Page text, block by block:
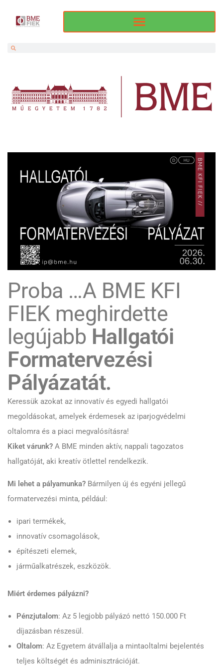
Proba …A BME KFI
FIEK meghirdette
legújabb Hallgatói
Formatervezési
Pályázatát.
Keressük azokat az innovatív és egyedi hallgatói
megoldásokat, amelyek érdemesek az iparjogvédelmi
oltalomra és a piaci megvalósításra!
Kiket várunk? A BME minden aktív, nappali tagozatos
hallgatóját, aki kreatív ötlettel rendelkezik.
Mi lehet a pályamunka? Bármilyen új és egyéni jellegű
formatervezési minta, például:
ipari termékek,
innovatív csomagolások,
építészeti elemek,
járműalkatrészek, eszközök.
Miért érdemes pályázni?
Pénzjutalom: Az 5 legjobb pályázó nettó 150.000 Ft
díjazásban részesül.
Oltalom: Az Egyetem átvállalja a mintaoltalmi bejelentés
teljes költségét és adminisztrációját.